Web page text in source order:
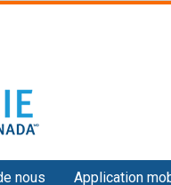
nous Application